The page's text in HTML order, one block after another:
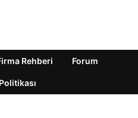
Rehberi Forum